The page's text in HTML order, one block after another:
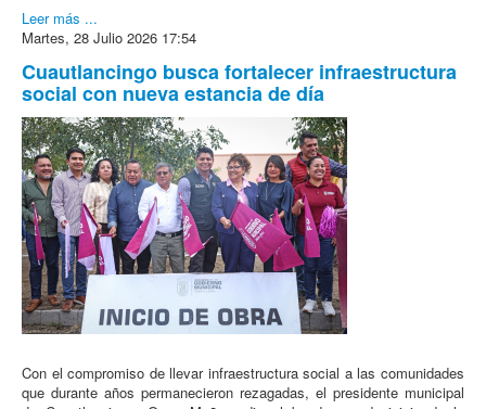
Leer más ...
Martes, 28 Julio 2026 17:54
Cuautlancingo busca fortalecer infraestructura
social con nueva estancia de día
Con el compromiso de llevar infraestructura social a las comunidades
que durante años permanecieron rezagadas, el presidente municipal